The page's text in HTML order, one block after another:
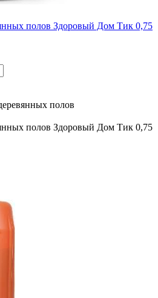
полов Здоровый Дом Тик 0,75
полов
полов Здоровый Дом Тик 0,75